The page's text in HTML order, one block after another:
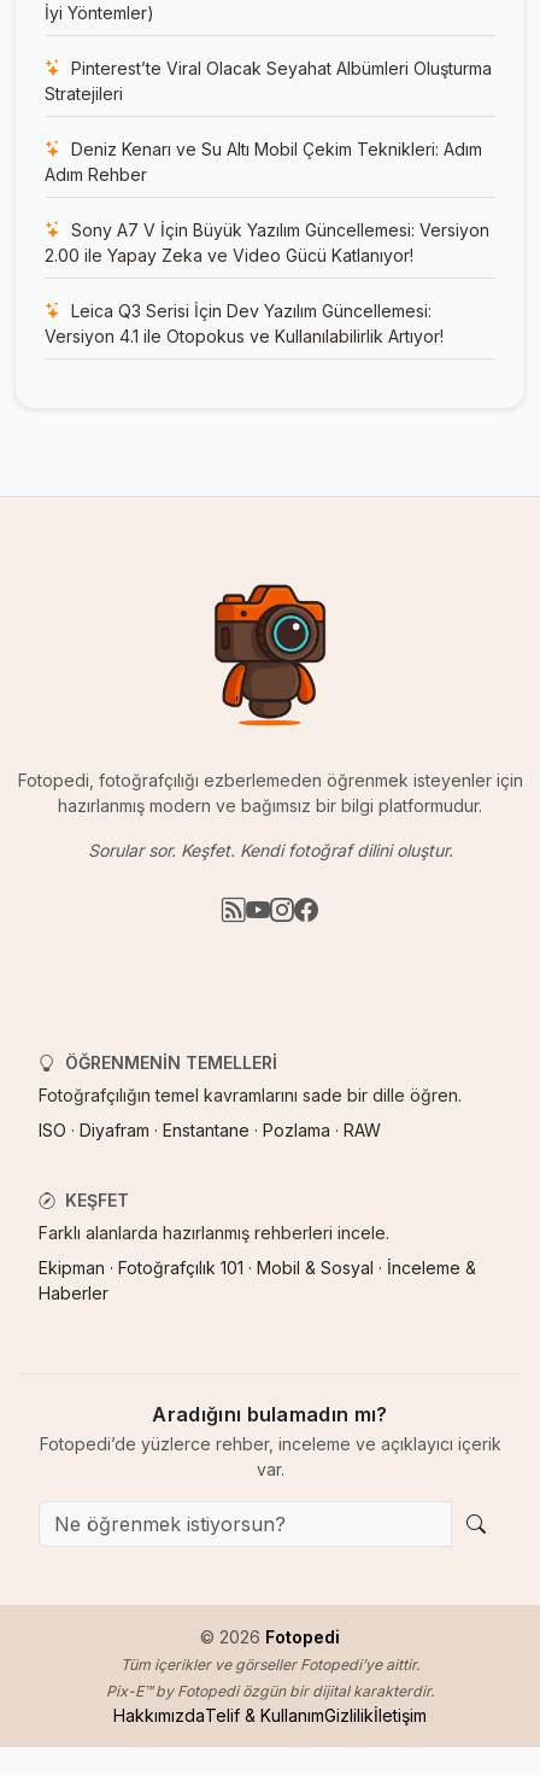
İyi Yöntemler)
Pinterest’te Viral Olacak Seyahat Albümleri Oluşturma
Stratejileri
Deniz Kenarı ve Su Altı Mobil Çekim Teknikleri: Adım
Adım Rehber
Sony A7 V İçin Büyük Yazılım Güncellemesi: Versiyon
2.00 ile Yapay Zeka ve Video Gücü Katlanıyor!
Leica Q3 Serisi İçin Dev Yazılım Güncellemesi:
Versiyon 4.1 ile Otopokus ve Kullanılabilirlik Artıyor!
Fotopedi, fotoğrafçılığı ezberlemeden öğrenmek isteyenler için
hazırlanmış modern ve bağımsız bir bilgi platformudur.
Sorular sor. Keşfet. Kendi fotoğraf dilini oluştur.
ÖĞRENMENIN TEMELLERI
Fotoğrafçılığın temel kavramlarını sade bir dille öğren.
ISO · Diyafram · Enstantane · Pozlama · RAW
KEŞFET
Farklı alanlarda hazırlanmış rehberleri incele.
Ekipman · Fotoğrafçılık 101 · Mobil & Sosyal · İnceleme &
Haberler
Aradığını bulamadın mı?
Fotopedi’de yüzlerce rehber, inceleme ve açıklayıcı içerik
var.
© 2026 Fotopedi
Tüm içerikler ve görseller Fotopedi’ye aittir.
Pix-E™ by Fotopedi özgün bir dijital karakterdir.
HakkımızdaTelif & KullanımGizlilikİletişim